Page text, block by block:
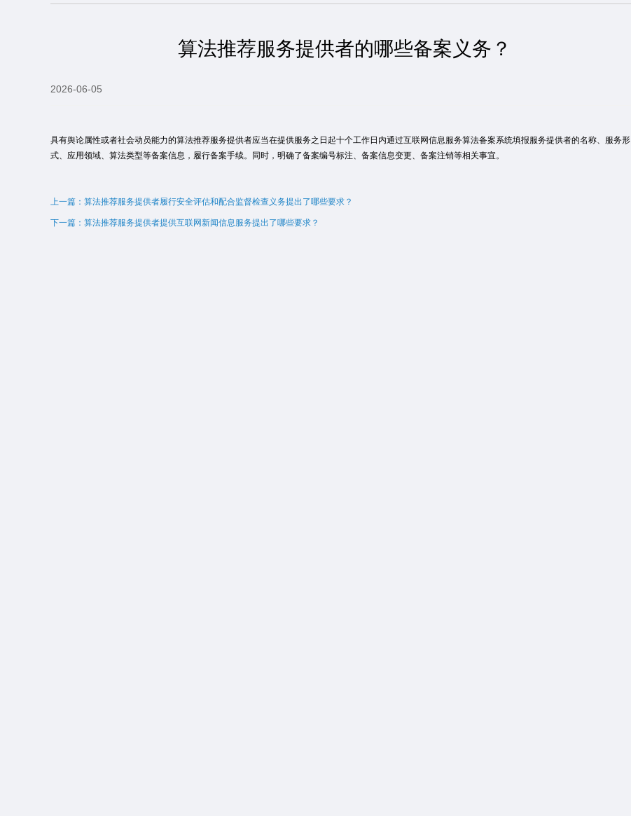
算法推荐服务提供者的哪些备案义务？
2026-06-05
具有舆论属性或者社会动员能力的算法推荐服务提供者应当在提供服务之日起十个工作日内通过互联网信息服务算法备案系统填报服务提供者的名称、服务形
式、应用领域、算法类型等备案信息，履行备案手续。同时，明确了备案编号标注、备案信息变更、备案注销等相关事宜。
上一篇：算法推荐服务提供者履行安全评估和配合监督检查义务提出了哪些要求？
下一篇：算法推荐服务提供者提供互联网新闻信息服务提出了哪些要求？